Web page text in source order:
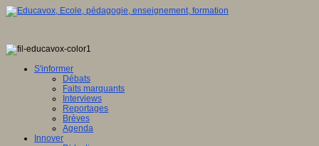
S'informer
Débats
Faits marquants
Interviews
Reportages
Brèves
Agenda
Innover